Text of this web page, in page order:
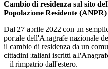
Cambio di residenza sul sito
Popolazione Residente (ANPR)
Dal 27 aprile 2022 con un
portale dell'Anagrafe nazionale
il cambio di residenza da un
cittadini italiani iscritti
– il rimpatrio dall'estero.